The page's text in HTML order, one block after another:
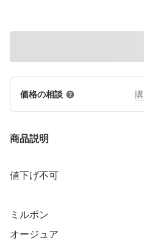
価格の相談
商品説明
値下げ不可
ミルボン
オージュア